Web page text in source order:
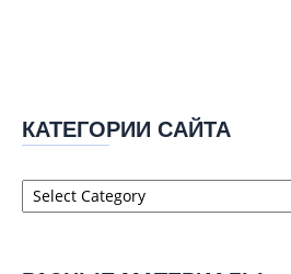
КАТЕГОРИИ САЙТА
Категории
сайта